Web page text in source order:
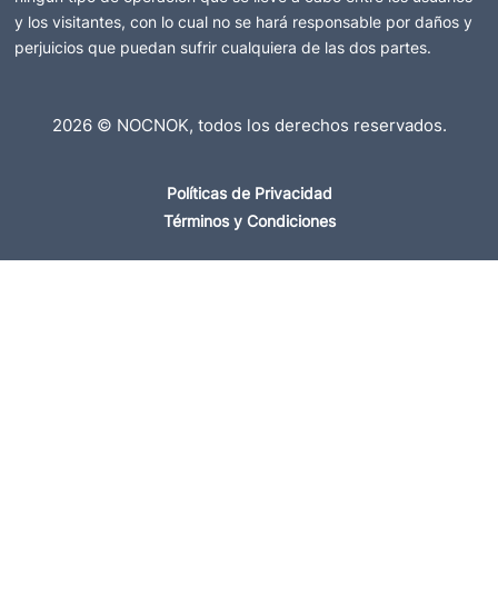
y los visitantes, con lo cual no se hará responsable por daños y
perjuicios que puedan sufrir cualquiera de las dos partes.
2026 © NOCNOK, todos los derechos reservados.
Políticas de Privacidad
Términos y Condiciones